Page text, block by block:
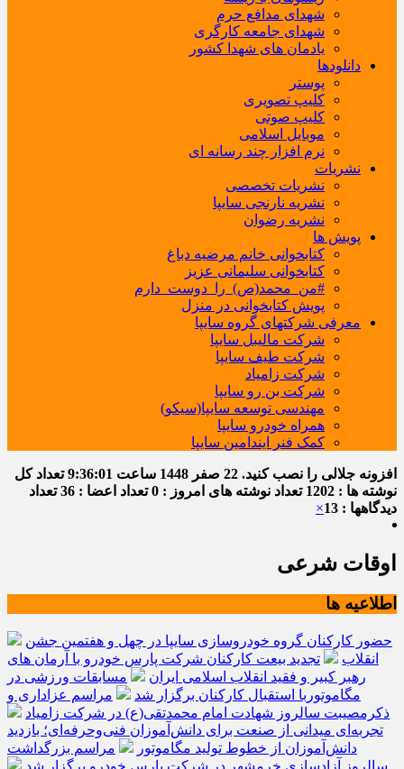
شهدای مدافع حرم
شهدای جامعه کارگری
یادمان های شهدا کشور
دانلودها
پوستر
کلیپ تصویری
کلیپ صوتی
موبایل اسلامی
نرم افزار چند رسانه ای
نشریات
نشریات تخصصی
نشریه نارنجی سایپا
نشریه رضوان
پویش ها
کتابخوانی خانم مرضیه دباغ
کتابخوانی سلیمانی عزیز
#من_محمد(ص)_را_دوست_دارم
پویش کتابخوانی در منزل
معرفی شرکتهای گروه سایپا
شرکت مالیبل سایپا
شرکت طیف سایپا
شرکت زامیاد
شرکت بن رو سایپا
مهندسی توسعه سایپا(سیکو)
همراه خودرو سایپا
کمک فنر ایندامین سایپا
افزونه جلالی را نصب کنید. 22 صفر 1448 ساعت 9:36:02تعداد کل
نوشته ها : 1202
تعداد نوشته های امروز : 0 تعداد اعضا : 36
تعداد
دیدگاهها : 13
×
اوقات شرعی
اطلاعیه ها
حضور کارکنان گروه خودروسازی سایپا در چهل و هفتمین جشن
انقلاب
تجدید بیعت کارکنان شرکت پارس خودرو با آرمان های
رهبر کبیر و فقید انقلاب اسلامی ایران
مسابقات ورزشی در
مگاموتوربا استقبال کارکنان برگزار شد
مراسم عزاداری و
ذکرمصیبت سالروز شهادت امام محمدتقی(ع) در شرکت زامیاد
تجربه‌ای میدانی از صنعت برای دانش‌آموزان فنی‌وحرفه‌ای؛ بازدید
دانش‌آموزان از خطوط تولید مگاموتور
مراسم بزرگداشت
سالروز آزادسازی خرمشهر در شرکت پارس خودرو برگزار شد